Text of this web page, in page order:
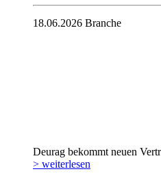
18.06.2026 Branche
Deurag bekommt neuen
> weiterlesen